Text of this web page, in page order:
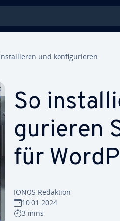
und kon­fi­gu­rie­ren
So
gu­rie­ren
für
IONOS Redaktion
10.01.2024
3 mins